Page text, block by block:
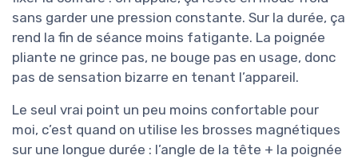
sans garder une pression constante. Sur la durée, ça
rend la fin de séance moins fatigante. La poignée
pliante ne grince pas, ne bouge pas en usage, donc
pas de sensation bizarre en tenant l’appareil.
Le seul vrai point un peu moins confortable pour
moi, c’est quand on utilise les brosses magnétiques
sur une longue durée : l’angle de la tête + la poignée